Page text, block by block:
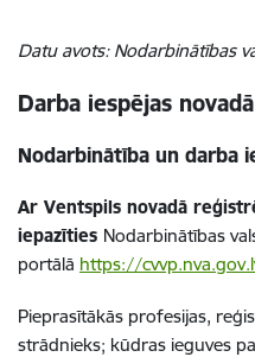
Datu avots: Nodarbinātības
Darba iespējas novadā
Nodarbinātība un darba
Ar Ventspils novadā
iepazīties Nodarbinātības
portālā https://
Pieprasītākās profesijas,
strādnieks; kūdras ieguves